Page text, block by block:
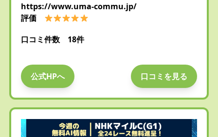
https://www.uma-commu.jp/
評価
口コミ件数 18件
公式HPへ 口コミを見る